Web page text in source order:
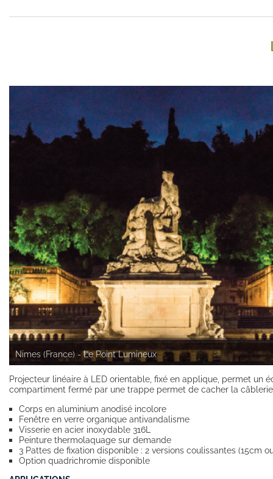
Nimes (France) - Le Point Lumineux
Projecteur linéaire à LED orientable, fixé en applique, permet un
compartiment fermé par une trappe permet de cacher la
Corps en aluminium anodisé incolore
Fenêtre en verre organique antivandalisme
Visserie en acier inoxydable 316L
Peinture thermolaquage sur demande
3 Pattes de fixation disponible : 2 versions coulissantes (15cm
Option quadrichromie disponible